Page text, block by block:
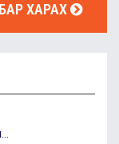
ХАРАХ